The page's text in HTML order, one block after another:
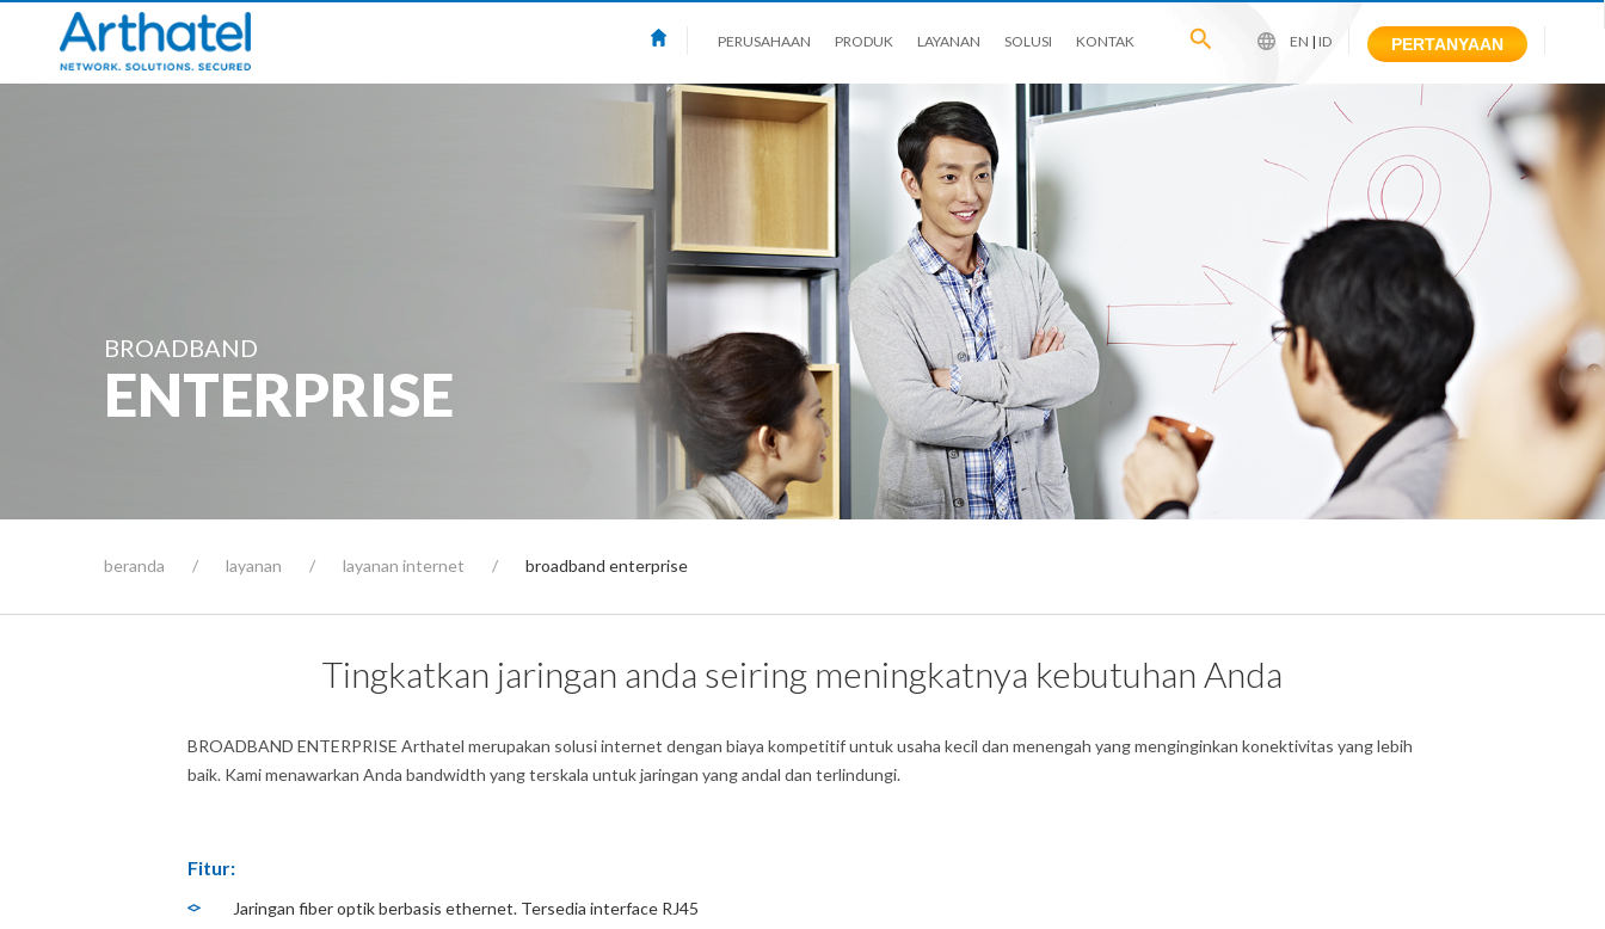
PERUSAHAAN PRODUK LAYANAN SOLUSI KONTAK EN | ID PERTANYAAN
BROADBAND
ENTERPRISE
beranda / layanan / layanan internet / broadband enterprise
Tingkatkan jaringan anda seiring meningkatnya kebutuhan Anda
BROADBAND ENTERPRISE Arthatel merupakan solusi internet dengan biaya kompetitif untuk usaha kecil dan menengah yang menginginkan konektivitas yang lebih
baik. Kami menawarkan Anda bandwidth yang terskala untuk jaringan yang andal dan terlindungi.
Fitur:
Jaringan fiber optik berbasis ethernet. Tersedia interface RJ45